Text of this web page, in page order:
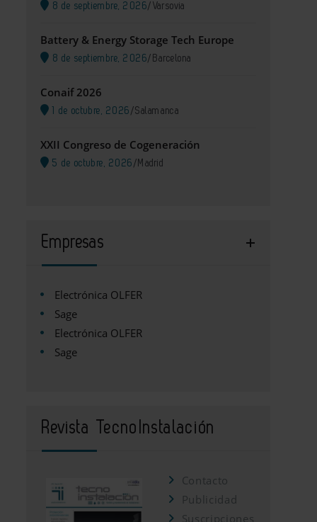
8 de septiembre, 2026/ Varsovia
Battery & Energy Storage Tech Europe
8 de septiembre, 2026/ Barcelona
Conaif 2026
1 de octubre, 2026 /Salamanca
XXII Congreso de Cogeneración
5 de octubre, 2026 / Madrid
Empresas
Electrónica OLFER
Sage
Electrónica OLFER
Sage
Revista TecnoInstalación
Contacto
Publicidad
Suscripciones